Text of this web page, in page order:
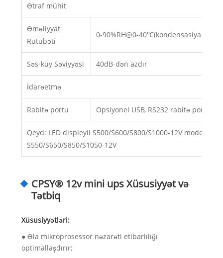
Ətraf mühit
Əməliyyat
Rütubəti
0-90%RH@0-40℃(kondensasiya
Səs-küy Səviyyəsi 40dB-dən azdır
İdarəetmə
Rabitə portu Opsiyonel USB, RS232 rabitə portu və
Qeyd: LED displeyli S500/S600/S800/S1000-12V modeli,
S550/S650/S850/S1050-12V
CPSY® 12v mini ups Xüsusiyyət və
Tətbiq
Xüsusiyyətləri:
● Əla mikroprosessor nəzarəti etibarlılığı
optimallaşdırır;